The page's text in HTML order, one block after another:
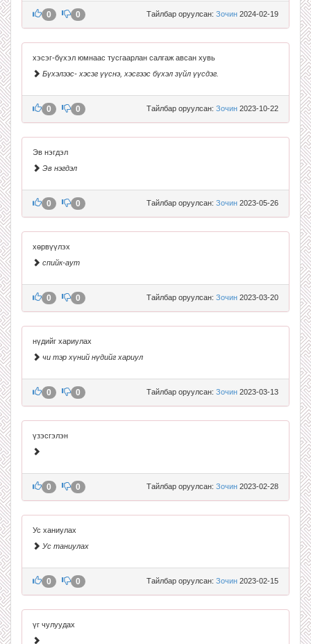
Тайлбар оруулсан: Зочин 2024-02-19
0 0
хэсэг-бүхэл юмнаас тусгаарлан салгаж авсан хувь
Бүхэлээс- хэсэг үүснэ, хэсгээс бүхэл зүйл үүсдэг.
Тайлбар оруулсан: Зочин 2023-10-22
0 0
Эв нэгдэл
Эв нэгдэл
Тайлбар оруулсан: Зочин 2023-05-26
0 0
хөрвүүлэх
спийк-аут
Тайлбар оруулсан: Зочин 2023-03-20
0 0
нүдийг хариулах
чи тэр хүний нүдийг хариул
Тайлбар оруулсан: Зочин 2023-03-13
0 0
үзэсгэлэн
Тайлбар оруулсан: Зочин 2023-02-28
0 0
Ус ханиулах
Ус таниулах
Тайлбар оруулсан: Зочин 2023-02-15
0 0
үг чулуудах